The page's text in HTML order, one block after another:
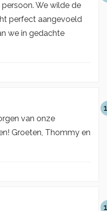
We wilde de
perfect aangevoeld
we in gedachte
van onze
Groeten, Thommy en